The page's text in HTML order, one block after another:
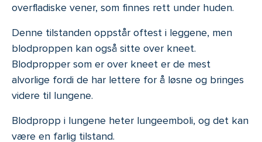
overfladiske vener, som finnes rett under huden.
Denne tilstanden oppstår oftest i leggene, men
blodproppen kan også sitte over kneet.
Blodpropper som er over kneet er de mest
alvorlige fordi de har lettere for å løsne og bringes
videre til lungene.
Blodpropp i lungene heter lungeemboli, og det kan
være en farlig tilstand.